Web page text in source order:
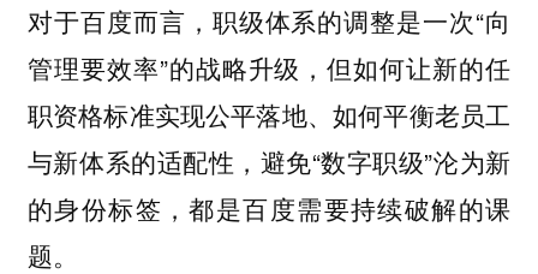
对于百度而言，职级体系的调整是一次“向
管理要效率”的战略升级，但如何让新的任
职资格标准实现公平落地、如何平衡老员工
与新体系的适配性，避免“数字职级”沦为新
的身份标签，都是百度需要持续破解的课
题。